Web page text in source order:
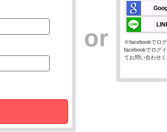
or
※facebookでログ
facebookでログ
てお問い合わせく